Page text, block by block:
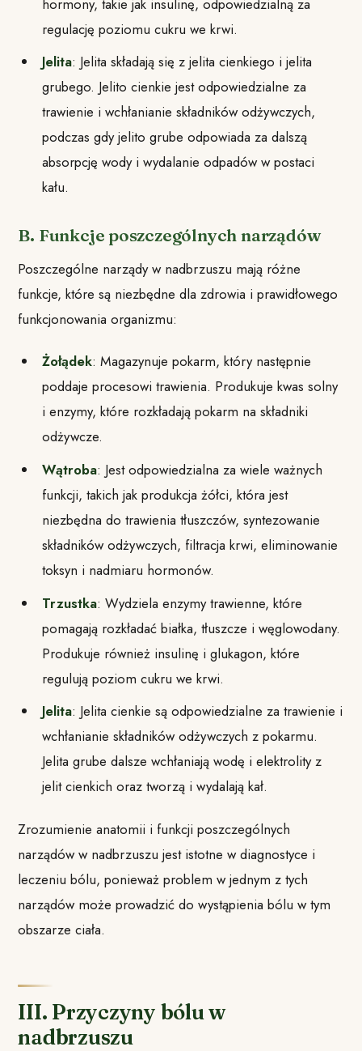
regulację poziomu cukru we krwi.
Jelita: Jelita składają się z jelita cienkiego i jelita
grubego. Jelito cienkie jest odpowiedzialne za
trawienie i wchłanianie składników odżywczych,
podczas gdy jelito grube odpowiada za dalszą
absorpcję wody i wydalanie odpadów w postaci
kału.
B. Funkcje poszczególnych narządów
Poszczególne narządy w nadbrzuszu mają różne
funkcje, które są niezbędne dla zdrowia i prawidłowego
funkcjonowania organizmu:
Żołądek: Magazynuje pokarm, który następnie
poddaje procesowi trawienia. Produkuje kwas solny
i enzymy, które rozkładają pokarm na składniki
odżywcze.
Wątroba: Jest odpowiedzialna za wiele ważnych
funkcji, takich jak produkcja żółci, która jest
niezbędna do trawienia tłuszczów, syntezowanie
składników odżywczych, filtracja krwi, eliminowanie
toksyn i nadmiaru hormonów.
Trzustka: Wydziela enzymy trawienne, które
pomagają rozkładać białka, tłuszcze i węglowodany.
Produkuje również insulinę i glukagon, które
regulują poziom cukru we krwi.
Jelita: Jelita cienkie są odpowiedzialne za trawienie i
wchłanianie składników odżywczych z pokarmu.
Jelita grube dalsze wchłaniają wodę i elektrolity z
jelit cienkich oraz tworzą i wydalają kał.
Zrozumienie anatomii i funkcji poszczególnych
narządów w nadbrzuszu jest istotne w diagnostyce i
leczeniu bólu, ponieważ problem w jednym z tych
narządów może prowadzić do wystąpienia bólu w tym
obszarze ciała.
III. Przyczyny bólu w
nadbrzuszu